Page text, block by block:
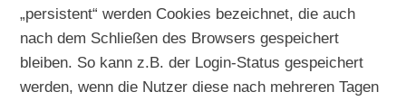
„persistent“ werden Cookies bezeichnet, die auch
nach dem Schließen des Browsers gespeichert
bleiben. So kann z.B. der Login-Status gespeichert
werden, wenn die Nutzer diese nach mehreren Tagen